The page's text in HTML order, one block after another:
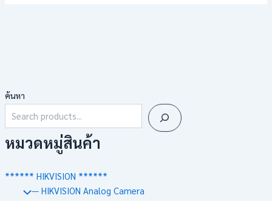
ค้นหา
หมวดหมู่สินค้า
****** HIKVISION ******
— HIKVISION Analog Camera